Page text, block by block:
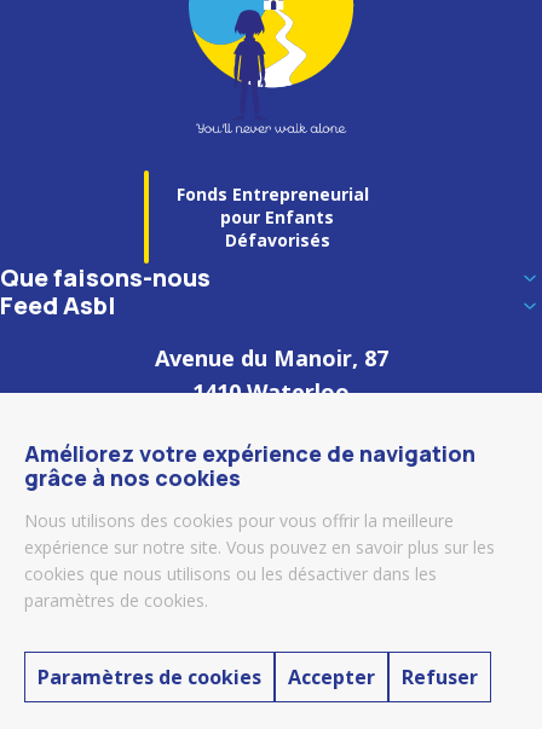
Fonds Entrepreneurial
pour Enfants
Défavorisés
Que faisons-nous
Feed Asbl
Avenue du Manoir, 87
1410 Waterloo
(+32) 0477 50 91 82
secretariat@feed-asbl.be
Copyright© 2026 Feed Asbl. Tous droits réservés |Vie privée
Cookies|Website by Synchrone
Améliorez votre expérience de navigation
grâce à nos cookies
Nous utilisons des cookies pour vous offrir la meilleure
expérience sur notre site. Vous pouvez en savoir plus sur les
cookies que nous utilisons ou les désactiver dans les
paramètres de cookies.
Paramètres de cookies Accepter Refuser